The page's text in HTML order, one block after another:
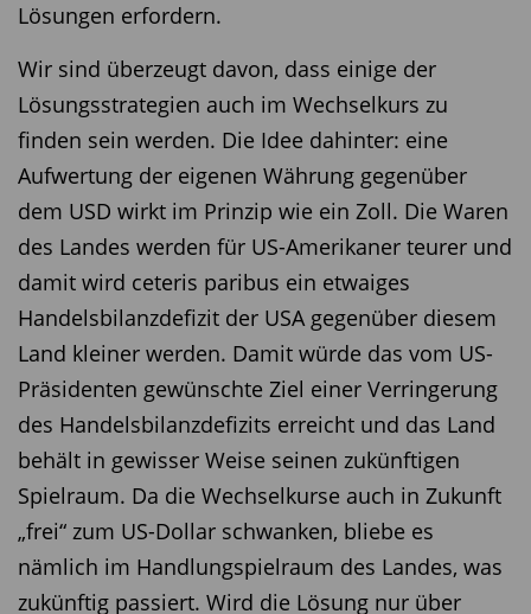
Lösungen erfordern.
Wir sind überzeugt davon, dass einige der
Lösungsstrategien auch im Wechselkurs zu
finden sein werden. Die Idee dahinter: eine
Aufwertung der eigenen Währung gegenüber
dem USD wirkt im Prinzip wie ein Zoll. Die Waren
des Landes werden für US-Amerikaner teurer und
damit wird ceteris paribus ein etwaiges
Handelsbilanzdefizit der USA gegenüber diesem
Land kleiner werden. Damit würde das vom US-
Präsidenten gewünschte Ziel einer Verringerung
des Handelsbilanzdefizits erreicht und das Land
behält in gewisser Weise seinen zukünftigen
Spielraum. Da die Wechselkurse auch in Zukunft
„frei“ zum US-Dollar schwanken, bliebe es
nämlich im Handlungspielraum des Landes, was
zukünftig passiert. Wird die Lösung nur über